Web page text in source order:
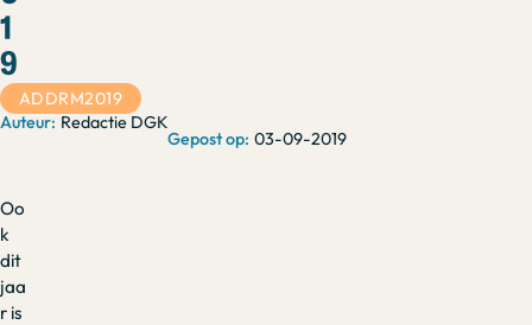
1
9
Redactie DGK
03-09-2019
ADDRM2019
Oo
k
dit
jaa
r is